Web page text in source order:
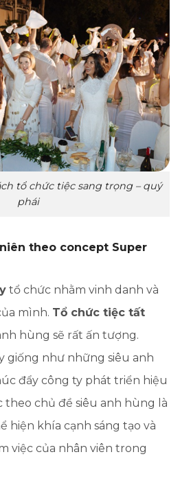
tổ chức tiệc sang trọng – quý
phái
theo concept Super
tổ chức nhằm vinh danh và
mình. Tổ chức tiệc tất
hùng sẽ rất ấn tượng.
giống như những siêu anh
đẩy công ty phát triển hiệu
theo chủ đề siêu anh hùng là
hiện khía cạnh sáng tạo và
việc của nhân viên trong